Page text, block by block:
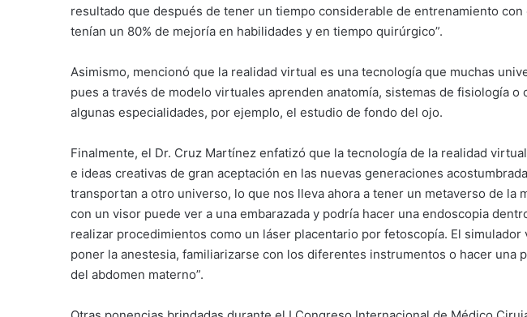
resultado que después de tener un tiempo considerable de entrenamiento
tenían un 80% de mejoría en habilidades y en tiempo quirúrgico”.
Asimismo, mencionó que la realidad virtual es una tecnología que muchas
pues a través de modelo virtuales aprenden anatomía, sistemas de fisiología o
algunas especialidades, por ejemplo, el estudio de fondo del ojo.
Finalmente, el Dr. Cruz Martínez enfatizó que la tecnología de la realidad
e ideas creativas de gran aceptación en las nuevas generaciones
transportan a otro universo, lo que nos lleva ahora a tener un metaverso de la
con un visor puede ver a una embarazada y podría hacer una endoscopia
realizar procedimientos como un láser placentario por fetoscopía. El simulador
poner la anestesia, familiarizarse con los diferentes instrumentos o hacer una
del abdomen materno”.